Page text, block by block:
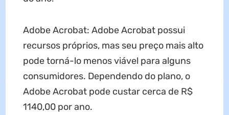
Adobe Acrobat: Adobe Acrobat possui
recursos próprios, mas seu preço mais alto
pode torná-lo menos viável para alguns
consumidores. Dependendo do plano, o
Adobe Acrobat pode custar cerca de R$
1140,00 por ano.